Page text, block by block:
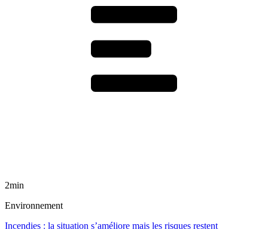
2min
Environnement
Incendies : la situation s’améliore mais les risques restent